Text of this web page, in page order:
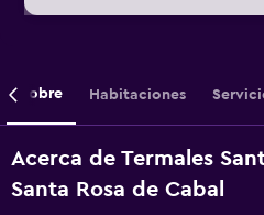
Sobre Habitaciones
Acerca de Termales
Santa Rosa de Cabal